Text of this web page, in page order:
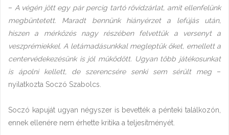
– A végén jött egy pár percig tartó rövidzárlat, amit ellenfelünk
megbüntetett. Maradt bennünk hiányérzet a lefújás után,
hiszen a mérkőzés nagy részében felvettük a versenyt a
veszprémiekkel. A letámadásunkkal megleptük őket, emellett a
centervédekezésünk is jól működött. Ugyan több játékosunkat
is ápolni kellett, de szerencsére senki sem sérült meg–
nyilatkozta Soczó Szabolcs.
Soczó kapuját ugyan négyszer is bevették a pénteki találkozón,
ennek ellenére nem érhette kritika a teljesítményét.